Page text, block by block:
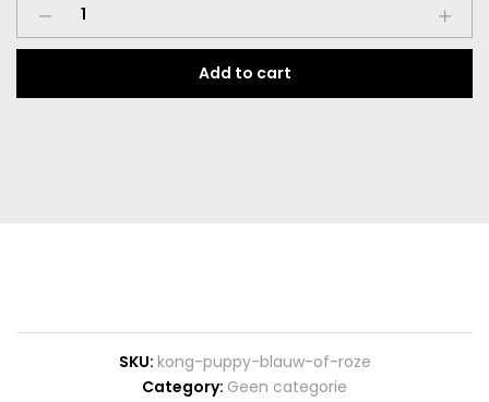
blauw
roze
Add to cart
SKU: kong-puppy-blauw-of-roze
Category: Geen categorie